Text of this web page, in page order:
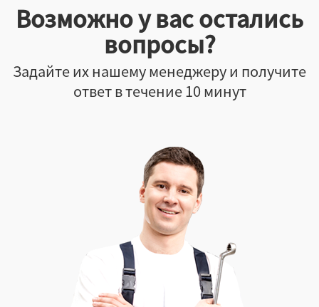
Возможно у вас остались
вопросы?
Задайте их нашему менеджеру и получите
ответ в течение 10 минут